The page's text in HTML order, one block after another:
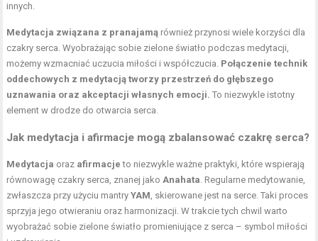
innych.
Medytacja związana z pranajamą również przynosi wiele korzyści dla
czakry serca. Wyobrażając sobie zielone światło podczas medytacji,
możemy wzmacniać uczucia miłości i współczucia. Połączenie technik
oddechowych z medytacją tworzy przestrzeń do głębszego
uznawania oraz akceptacji własnych emocji. To niezwykle istotny
element w drodze do otwarcia serca.
Jak medytacja i afirmacje mogą zbalansować czakrę serca?
Medytacja oraz afirmacje to niezwykle ważne praktyki, które wspierają
równowagę czakry serca, znanej jakoAnahata. Regularne medytowanie,
zwłaszcza przy użyciu mantryYAM, skierowane jest na serce. Taki proces
sprzyja jego otwieraniu oraz harmonizacji. W trakcie tych chwil warto
wyobrażać sobie zielone światło promieniujące z serca – symbol miłości